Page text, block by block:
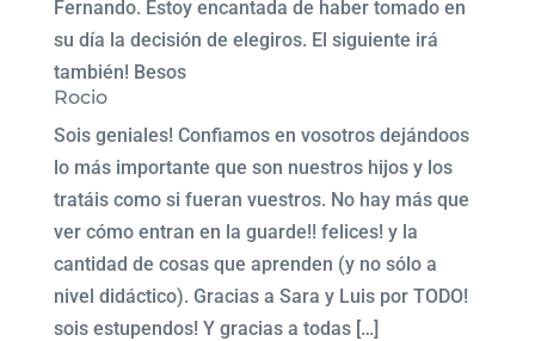
Fernando. Estoy encantada de haber tomado en
su día la decisión de elegiros. El siguiente irá
también! Besos
Rocio
Sois geniales! Confiamos en vosotros dejándoos
lo más importante que son nuestros hijos y los
tratáis como si fueran vuestros. No hay más que
ver cómo entran en la guarde!! felices! y la
cantidad de cosas que aprenden (y no sólo a
nivel didáctico). Gracias a Sara y Luis por TODO!
sois estupendos! Y gracias a todas […]